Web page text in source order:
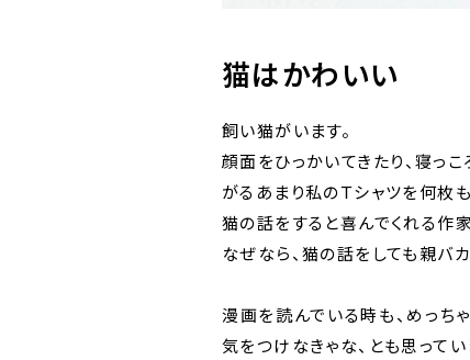
猫はかわいい
飼い猫がいます。
顔面をひっかいてきたり、寝っ
がるあまり私のＴシャツを何枚
猫の話をすると喜んでくれる作
なぜなら、猫の話をしても親バ
漫画を読んでいる時も、めっち
気をつけなきゃな、とも思ってい